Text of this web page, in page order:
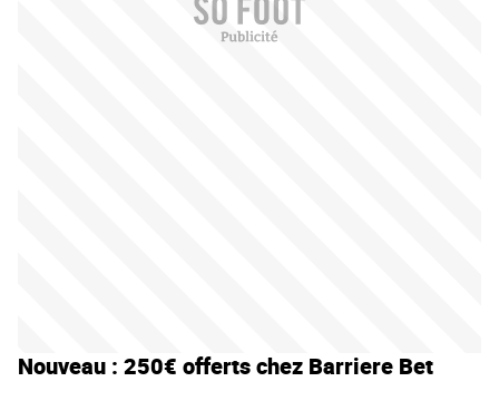
Nouveau : 250€ offerts chez Barriere Bet